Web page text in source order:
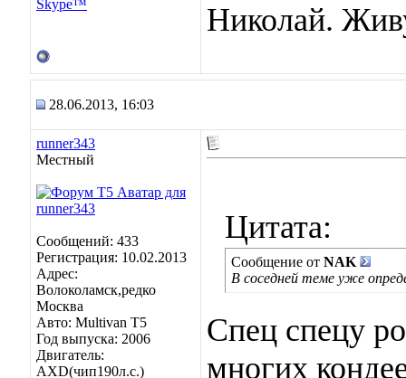
Николай.
28.06.2013, 16:03
runner343
Местный
Сообщений: 433
Регистрация: 10.02.2013
Адрес:
Волоколамск,редко
Москва
Авто: Multivan T5
Год выпуска: 2006
Двигатель:
AXD(чип190л.с.)
Цитата:
Сообщение от NAK
В соседней теме уже
Спец спецу
многих